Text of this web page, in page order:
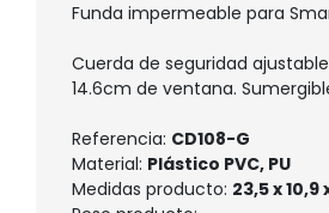
Funda impermeable para
Cuerda de seguridad
14.6cm de ventana.
Referencia: CD108-G
Material: Plástico PVC, PU
Medidas producto: 23,5 x 10,9